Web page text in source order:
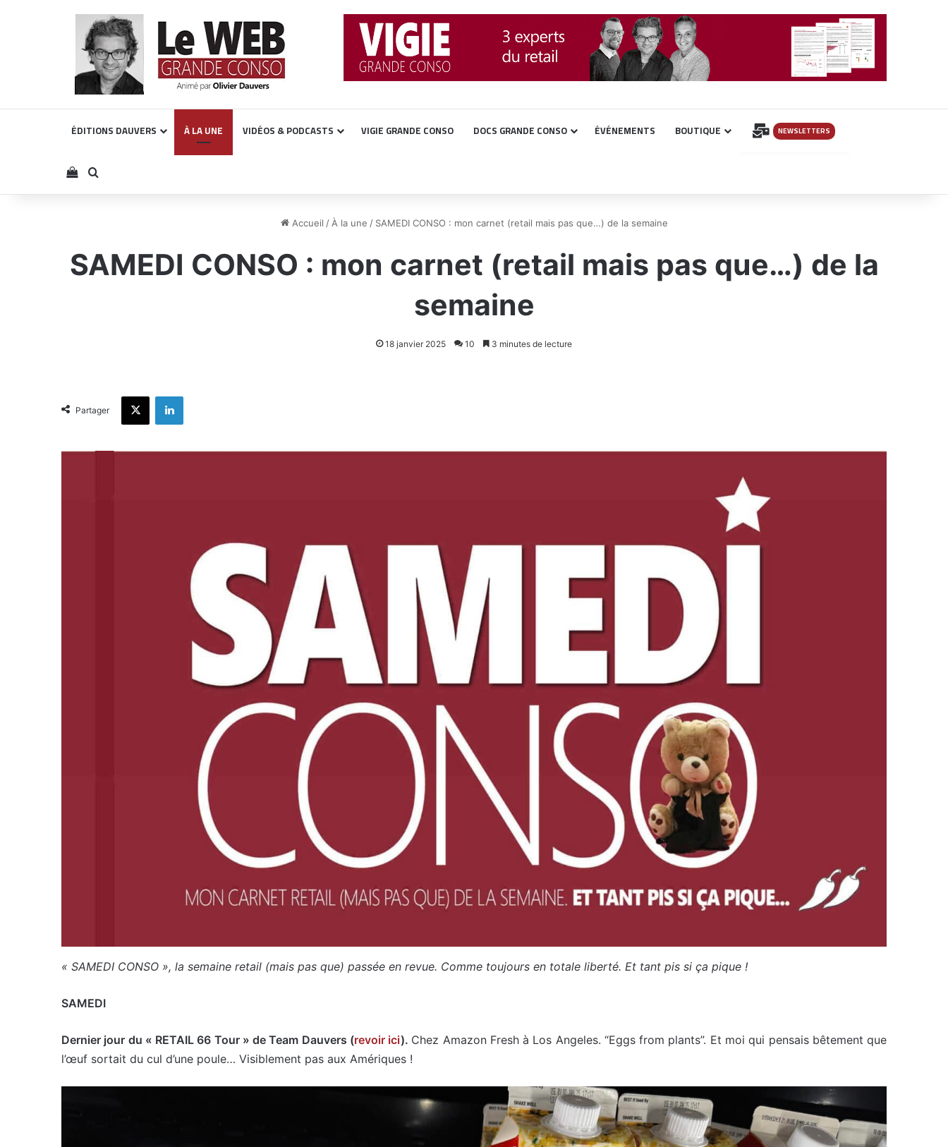
ÉDITIONS DAUVERS À LA UNE VIDÉOS & PODCASTS VIGIE GRANDE CONSO DOCS GRANDE CONSO ÉVÉNEMENTS BOUTIQUE INSCRIPTION
NEWSLETTERS
Voir votre panier
Rechercher
Accueil / À la une / SAMEDI CONSO : mon carnet (retail mais pas que…) de la semaine
SAMEDI CONSO : mon carnet (retail mais pas que…) de la
semaine
18 janvier 2025 10 3 minutes de lecture
Partager
X Linkedin
« SAMEDI CONSO », la semaine retail (mais pas que) passée en revue. Comme toujours en totale liberté. Et tant pis si ça pique !
SAMEDI
Dernier jour du « RETAIL 66 Tour » de Team Dauvers (revoir ici). Chez Amazon Fresh à Los Angeles. “Eggs from plants”. Et moi qui pensais bêtement que
l’œuf sortait du cul d’une poule… Visiblement pas aux Amériques !